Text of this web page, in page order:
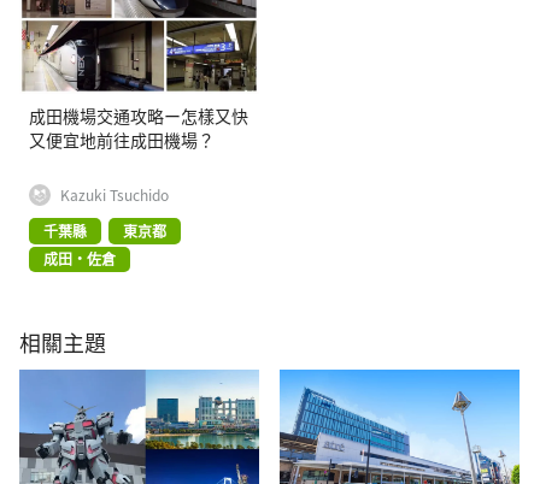
成田機場交通攻略ー怎樣又快
又便宜地前往成田機場？
Kazuki Tsuchido
千葉縣
東京都
成田・佐倉
相關主題